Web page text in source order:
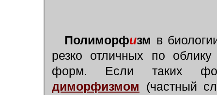
Полиморфизм в
резко отличных по
форм. Если таких
диморфизмом (частный